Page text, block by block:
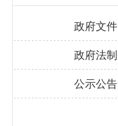
政府文件
政府法制
公示公告